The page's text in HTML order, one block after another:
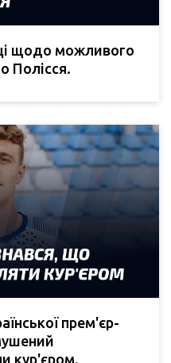
щодо можливого
Полісся.
прем'єр-
кур'єром.